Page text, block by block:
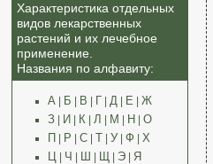
Характеристика отдельных
видов лекарственных
растений и их лечебное
применение.
Названия по алфавиту:
А | Б | В | Г | Д | Е |Ж
З | И | К | Л | М | Н |О
П | Р |С |Т |У |Ф |Х
Ц | Ч | Ш | Щ | Э | Я